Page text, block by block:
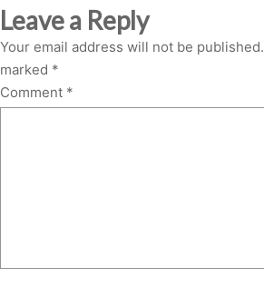
Leave a Reply
Your email address will not be published.
marked *
Comment *